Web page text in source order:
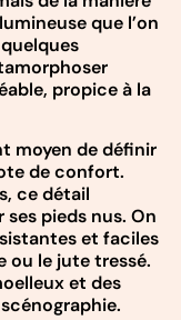
que l’on
propice à la
moyen de définir
de confort.
ce détail
pieds nus. On
et faciles
ou le jute tressé.
et des